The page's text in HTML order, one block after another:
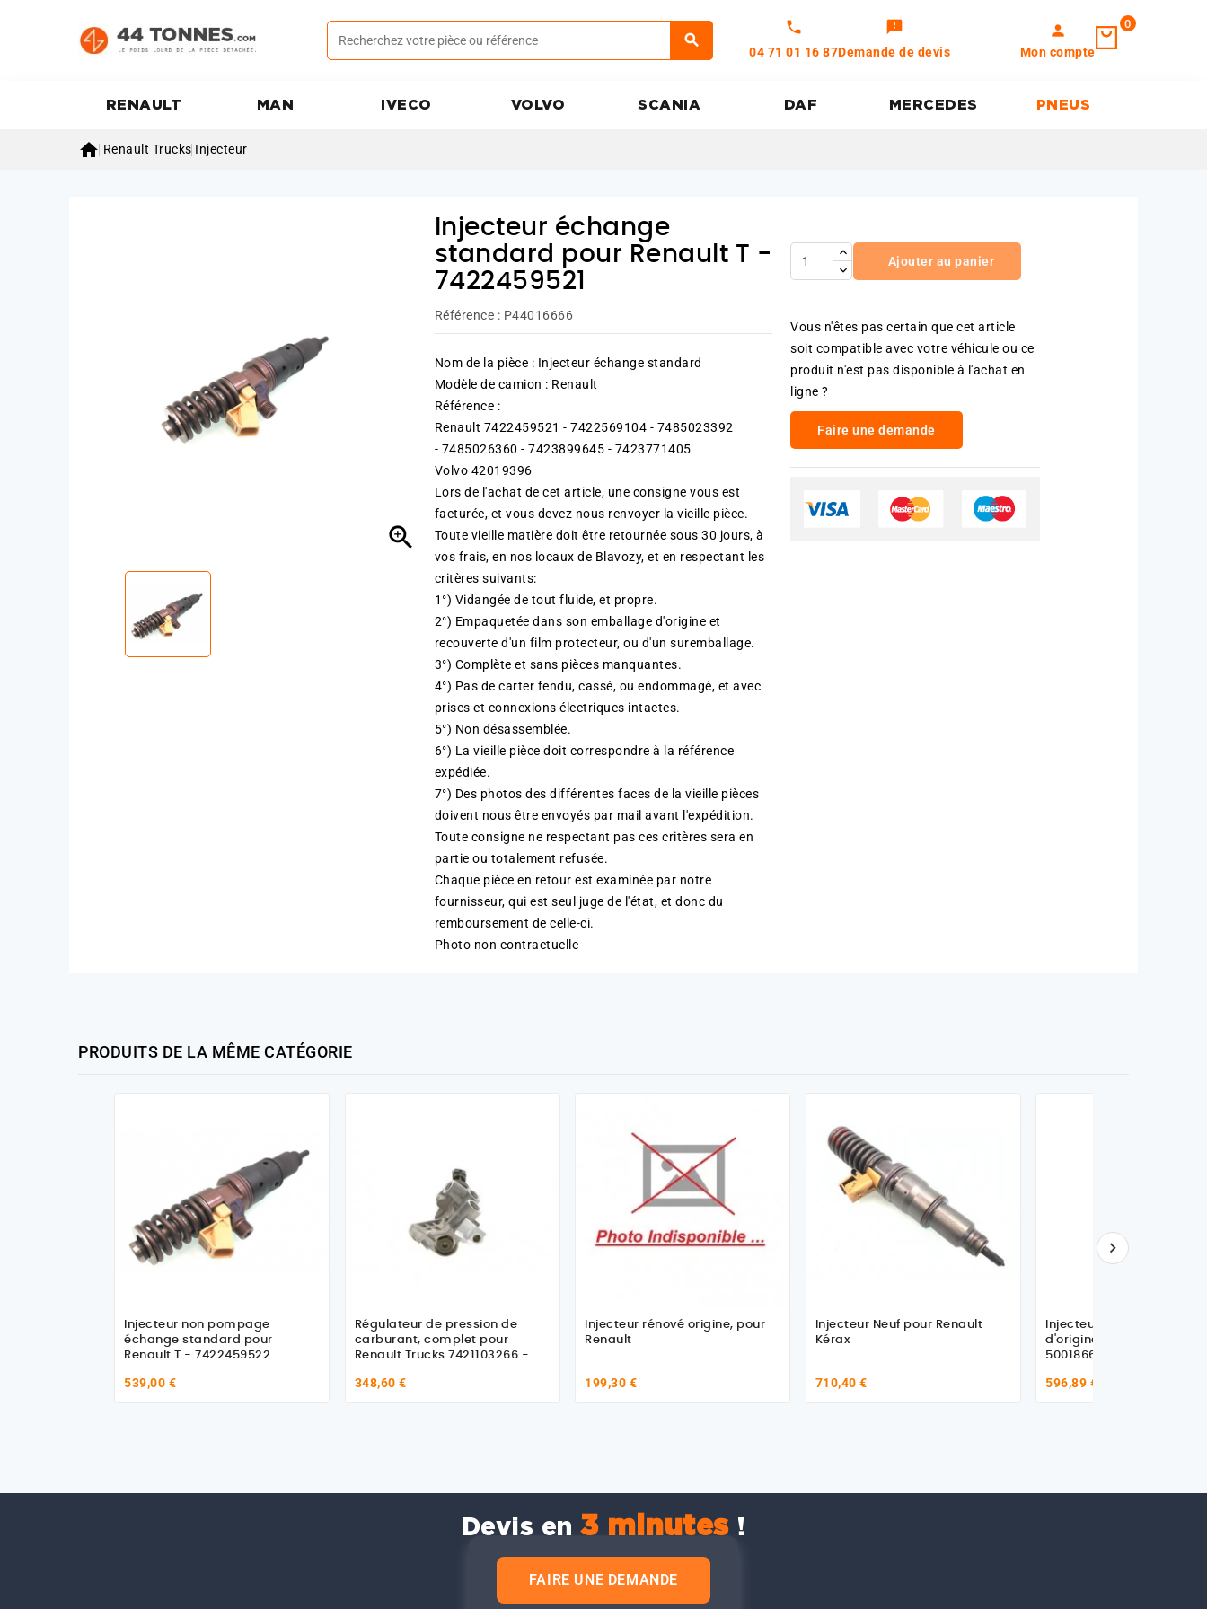
call
04 71 01 16 87
feedback
Demande de devis
person
Mon compte
0
RENAULT MAN IVECO VOLVO SCANIA DAF MERCEDES PNEUS
 Renault Trucks Injecteur

Injecteur échange
standard pour Renault T -
7422459521
Référence : P44016666
Nom de la pièce : Injecteur échange standard
Modèle de camion : Renault
Référence :
Renault 7422459521 - 7422569104 - 7485023392
- 7485026360 - 7423899645 - 7423771405
Volvo 42019396
Lors de l'achat de cet article, une consigne vous est
facturée, et vous devez nous renvoyer la vieille pièce.
Toute vieille matière doit être retournée sous 30 jours, à
vos frais, en nos locaux de Blavozy, et en respectant les
critères suivants:
1°) Vidangée de tout fluide, et propre.
2°) Empaquetée dans son emballage d'origine et
recouverte d'un film protecteur, ou d'un suremballage.
3°) Complète et sans pièces manquantes.
4°) Pas de carter fendu, cassé, ou endommagé, et avec
prises et connexions électriques intactes.
5°) Non désassemblée.
6°) La vieille pièce doit correspondre à la référence
expédiée.
7°) Des photos des différentes faces de la vieille pièces
doivent nous être envoyés par mail avant l'expédition.
Toute consigne ne respectant pas ces critères sera en
partie ou totalement refusée.
Chaque pièce en retour est examinée par notre
fournisseur, qui est seul juge de l'état, et donc du
remboursement de celle-ci.
Photo non contractuelle
Ajouter au panier
Vous n'êtes pas certain que cet article
soit compatible avec votre véhicule ou ce
produit n'est pas disponible à l'achat en
ligne ?
Faire une demande
PRODUITS DE LA MÊME CATÉGORIE
Injecteur non pompage
échange standard pour
Renault T - 7422459522
539,00 €
Régulateur de pression de
carburant, complet pour
Renault Trucks 7421103266 -
348,60 €
Injecteur rénové origine, pour
Renault
199,30 €
Injecteur Neuf pour Renault
Kérax
710,40 €
Injecteur Échange
d'origine pour Renault Trucks
5001866651
596,89 €

Devis en 3 minutes!
FAIRE UNE DEMANDE